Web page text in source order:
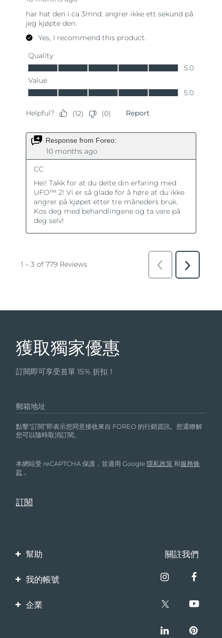
獲取獨家優惠
訂閱即可享受首單 15% 折扣！
郵箱地址
點擊“訂閱”即表示您同意接收來自 FOREO 的行銷資訊。您還瞭解
您可以隨時取消訂閱。
本網站受 reCAPTCHA 保護，並適用 Google隱私政策 和服務條
款 。
幫助
聯繫我們
關註我們
我的帳號
產品註冊
企業